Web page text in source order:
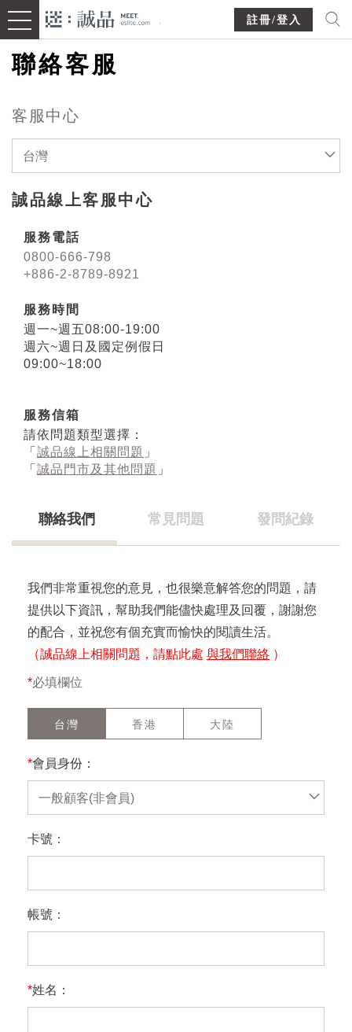
註冊/登入
聯絡客服
客服中心
台灣
誠品線上客服中心
服務電話
0800-666-798
+886-2-8789-8921
服務時間
週一~週五08:00-19:00
週六~週日及國定例假日
09:00~18:00
服務信箱
請依問題類型選擇：
「 誠品線上相關問題 」
「 誠品門市及其他問題 」
聯絡我們 常見問題 發問紀錄
我們非常重視您的意見，也很樂意解答您的問題，請
提供以下資訊，幫助我們能儘快處理及回覆，謝謝您
的配合，並祝您有個充實而愉快的閱讀生活。
（誠品線上相關問題，請點此處 與我們聯絡 ）
*必填欄位
台灣 香港 大陸
*會員身份：
一般顧客(非會員)
卡號：
帳號：
*姓名：